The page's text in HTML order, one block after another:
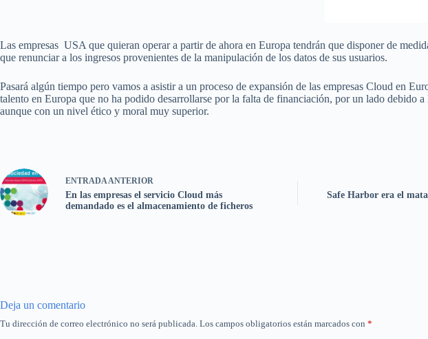
Las empresas USA que quieran operar a partir de ahora en Europa tendrán que disponer de
que renunciar a los ingresos provenientes de la manipulación de los datos de sus usuarios.
Pasará algún tiempo pero vamos a asistir a un proceso de expansión de las empresas Cloud en
talento en Europa que no ha podido desarrollarse por la falta de financiación, por un lado debido
aunque con un nivel ético y moral muy superior.
ENTRADA ANTERIOR
En las empresas el servicio Cloud más
demandado es el almacenamiento de ficheros
Safe Harbor era el
Deja un comentario
Tu dirección de correo electrónico no será publicada. Los campos obligatorios están marcados con *